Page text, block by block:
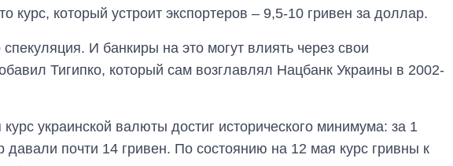
курс, который устроит экспортеров – 9,5-10 гривен за доллар.
И банкиры на это могут влиять через свои
Тигипко, который сам возглавлял Нацбанк Украины в 2002-
украинской валюты достиг исторического минимума: за 1
давали почти 14 гривен. По состоянию на 12 мая курс гривны к